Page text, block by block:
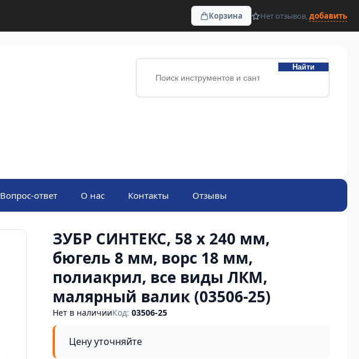
Корзина Нет отзывов,добавить
Найти
Вопрос-ответ О нас Контакты Отзывы
ЗУБР СИНТЕКС, 58 х 240 мм,
бюгель 8 мм, ворс 18 мм,
полиакрил, все виды ЛКМ,
малярный валик (03506-25)
Нет в наличииКод:03506-25
Цену уточняйте